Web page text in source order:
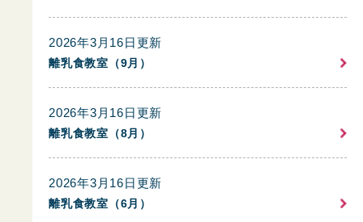
2026年3月16日更新
離乳食教室（9月）
2026年3月16日更新
離乳食教室（8月）
2026年3月16日更新
離乳食教室（6月）